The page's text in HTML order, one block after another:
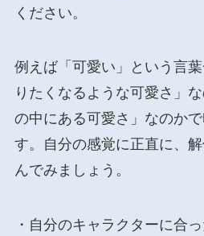
ください。
例えば「可愛い」という言
りたくなるような可愛さ」
の中にある可愛さ」なのか
す。自分の感覚に正直に、
んでみましょう。
・自分のキャラクターに合